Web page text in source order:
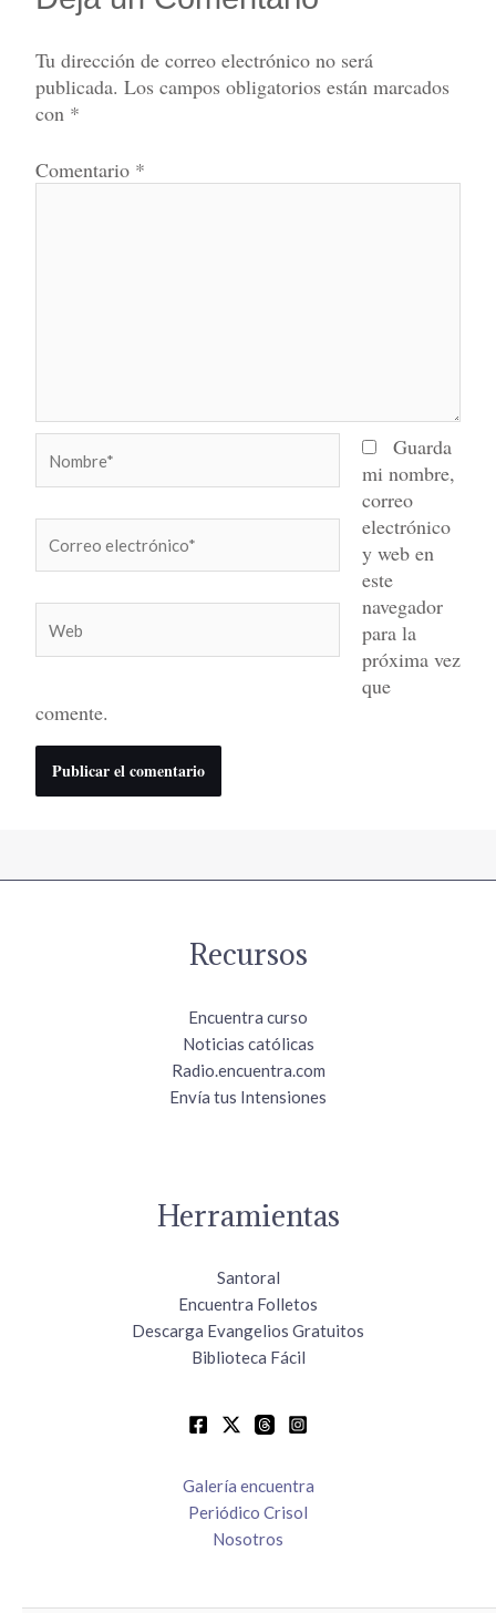
Tu dirección de correo electrónico no será
publicada. Los campos obligatorios están marcados
con *
Comentario *
electrónico*
Guarda
mi nombre,
correo
electrónico
y web en
este
navegador
para la
próxima vez
que
comente.
Recursos
Encuentra curso
Noticias católicas
Radio.encuentra.com
Envía tus Intensiones
Herramientas
Santoral
Encuentra Folletos
Descarga Evangelios Gratuitos
Biblioteca Fácil
Galería encuentra
Periódico Crisol
Nosotros